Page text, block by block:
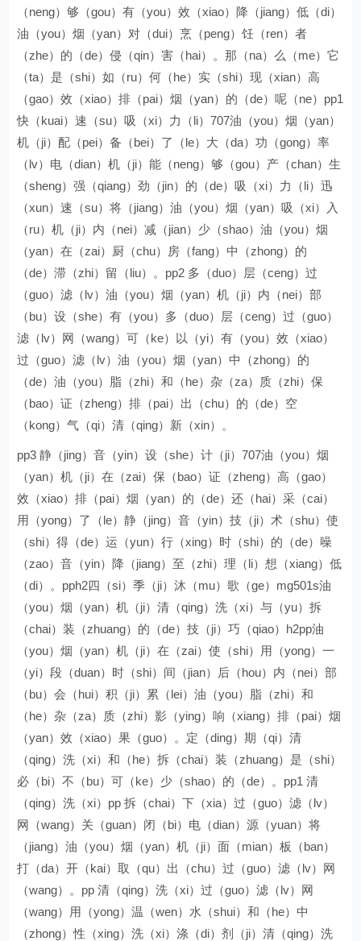
（neng）够（gou）有（you）效（xiao）降（jiang）低（di）
油（you）烟（yan）对（dui）烹（peng）饪（ren）者
（zhe）的（de）侵（qin）害（hai）。那（na）么（me）它
（ta）是（shi）如（ru）何（he）实（shi）现（xian）高
（gao）效（xiao）排（pai）烟（yan）的（de）呢（ne）pp1
快（kuai）速（su）吸（xi）力（li）707油（you）烟（yan）
机（ji）配（pei）备（bei）了（le）大（da）功（gong）率
（lv）电（dian）机（ji）能（neng）够（gou）产（chan）生
（sheng）强（qiang）劲（jin）的（de）吸（xi）力（li）迅
（xun）速（su）将（jiang）油（you）烟（yan）吸（xi）入
（ru）机（ji）内（nei）减（jian）少（shao）油（you）烟
（yan）在（zai）厨（chu）房（fang）中（zhong）的
（de）滞（zhi）留（liu）。pp2 多（duo）层（ceng）过
（guo）滤（lv）油（you）烟（yan）机（ji）内（nei）部
（bu）设（she）有（you）多（duo）层（ceng）过（guo）
滤（lv）网（wang）可（ke）以（yi）有（you）效（xiao）
过（guo）滤（lv）油（you）烟（yan）中（zhong）的
（de）油（you）脂（zhi）和（he）杂（za）质（zhi）保
（bao）证（zheng）排（pai）出（chu）的（de）空
（kong）气（qi）清（qing）新（xin）。
pp3 静（jing）音（yin）设（she）计（ji）707油（you）烟
（yan）机（ji）在（zai）保（bao）证（zheng）高（gao）
效（xiao）排（pai）烟（yan）的（de）还（hai）采（cai）
用（yong）了（le）静（jing）音（yin）技（ji）术（shu）使
（shi）得（de）运（yun）行（xing）时（shi）的（de）噪
（zao）音（yin）降（jiang）至（zhi）理（li）想（xiang）低
（di）。pph2四（si）季（ji）沐（mu）歌（ge）mg501s油
（you）烟（yan）机（ji）清（qing）洗（xi）与（yu）拆
（chai）装（zhuang）的（de）技（ji）巧（qiao）h2pp油
（you）烟（yan）机（ji）在（zai）使（shi）用（yong）一
（yi）段（duan）时（shi）间（jian）后（hou）内（nei）部
（bu）会（hui）积（ji）累（lei）油（you）脂（zhi）和
（he）杂（za）质（zhi）影（ying）响（xiang）排（pai）烟
（yan）效（xiao）果（guo）。定（ding）期（qi）清
（qing）洗（xi）和（he）拆（chai）装（zhuang）是（shi）
必（bi）不（bu）可（ke）少（shao）的（de）。pp1 清
（qing）洗（xi）pp 拆（chai）下（xia）过（guo）滤（lv）
网（wang）关（guan）闭（bi）电（dian）源（yuan）将
（jiang）油（you）烟（yan）机（ji）面（mian）板（ban）
打（da）开（kai）取（qu）出（chu）过（guo）滤（lv）网
（wang）。pp 清（qing）洗（xi）过（guo）滤（lv）网
（wang）用（yong）温（wen）水（shui）和（he）中
（zhong）性（xing）洗（xi）涤（di）剂（ji）清（qing）洗